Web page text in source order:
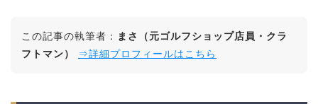
この記事の執筆者：
まさ（元ゴルフショップ店員・クラ
フトマン）
⇒詳細プロフィールはこちら